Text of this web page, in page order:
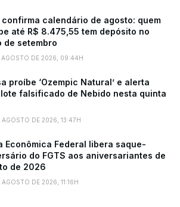
confirma calendário de agosto: quem
até R$ 8.475,55 tem depósito no
de setembro
AGOSTO DE 2026, 09:44H
proíbe ‘Ozempic Natural’ e alerta
falsificado de Nebido nesta quinta
AGOSTO DE 2026, 13:47H
Econômica Federal libera saque-
do FGTS aos aniversariantes de
de 2026
AGOSTO DE 2026, 11:16H